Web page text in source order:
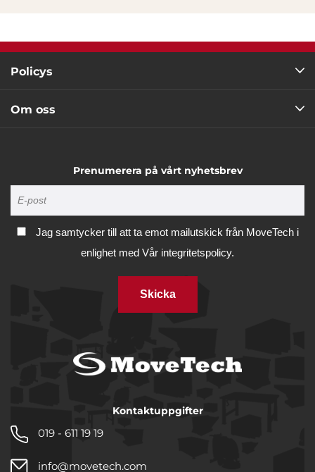
Policys
Om oss
Prenumerera på vårt nyhetsbrev
Jag samtycker till att ta emot mailutskick från MoveTech i
enlighet med Vår integritetspolicy.
Skicka
Kontaktuppgifter
019 - 611 19 19
info@movetech.com